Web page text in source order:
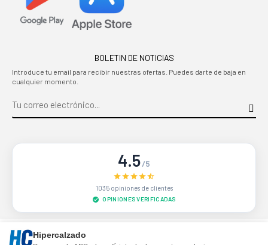
BOLETIN DE NOTICIAS
Introduce tu email para recibir nuestras ofertas. Puedes darte de baja en
cualquier momento.
4.5/5
1035 opiniones de clientes
OPINIONES VERIFICADAS
Sitio protegido por reCAPTCHA.
Hipercalzado